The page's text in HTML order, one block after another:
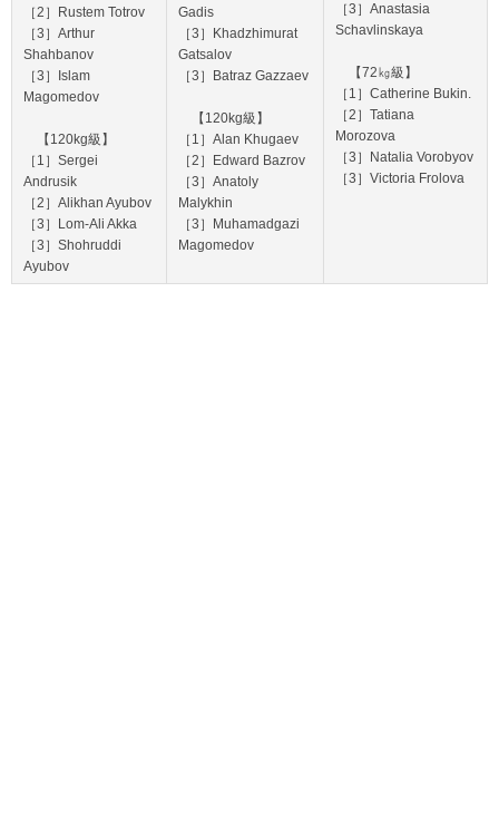
［2］Rustem Totrov
［3］Arthur
Shahbanov
［3］Islam
Magomedov
【120kg級】
［1］Sergei
Andrusik
［2］Alikhan Ayubov
［3］Lom-Ali Akka
［3］Shohruddi
Ayubov
Gadis
［3］Khadzhimurat
Gatsalov
［3］Batraz Gazzaev
【120kg級】
［1］Alan Khugaev
［2］Edward Bazrov
［3］Anatoly
Malykhin
［3］Muhamadgazi
Magomedov
［3］Anastasia
Schavlinskaya
【72㎏級】
［1］Catherine Bukin.
［2］Tatiana
Morozova
［3］Natalia Vorobyov
［3］Victoria Frolova